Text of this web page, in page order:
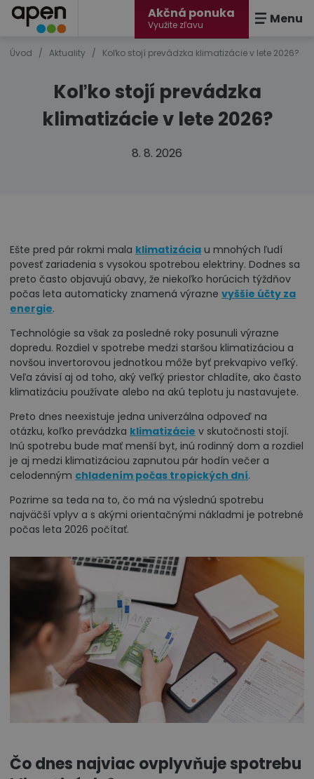
Akčná ponuka
Využite zľavu Menu
Úvod / Aktuality / Koľko stojí prevádzka klimatizácie v lete 2026?
Koľko stojí prevádzka
klimatizácie v lete 2026?
8. 8. 2026
Ešte pred pár rokmi mala klimatizácia u mnohých ľudí
povesť zariadenia s vysokou spotrebou elektriny. Dodnes sa
preto často objavujú obavy, že niekoľko horúcich týždňov
počas leta automaticky znamená výrazne vyššie účty za
energie.
Technológie sa však za posledné roky posunuli výrazne
dopredu. Rozdiel v spotrebe medzi staršou klimatizáciou a
novšou invertorovou jednotkou môže byť prekvapivo veľký.
Veľa závisí aj od toho, aký veľký priestor chladíte, ako často
klimatizáciu používate alebo na akú teplotu ju nastavujete.
Preto dnes neexistuje jedna univerzálna odpoveď na
otázku, koľko prevádzka klimatizácie v skutočnosti stojí.
Inú spotrebu bude mať menší byt, inú rodinný dom a rozdiel
je aj medzi klimatizáciou zapnutou pár hodín večer a
celodenným chladením počas tropických dní.
Pozrime sa teda na to, čo má na výslednú spotrebu
najväčší vplyv a s akými orientačnými nákladmi je potrebné
počas leta 2026 počítať.
Čo dnes najviac ovplyvňuje spotrebu